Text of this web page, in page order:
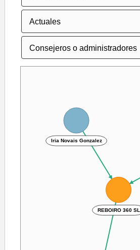
REBOIRO 360 SL
Iria Novais Gonzalez